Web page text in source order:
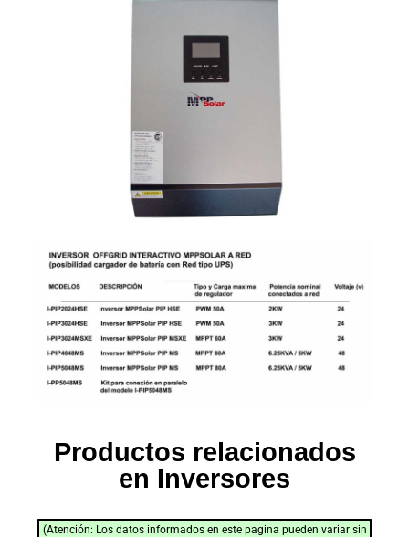
Productos relacionados
en Inversores
(Atención: Los datos informados en este pagina pueden variar sin